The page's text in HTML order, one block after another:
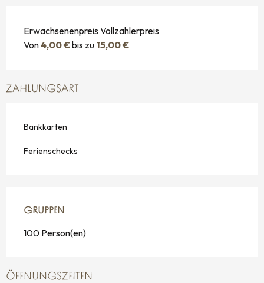
Erwachsenenpreis Vollzahlerpreis
Von4,00 €bis zu 15,00 €
ZAHLUNGSART
Bankkarten
Ferienschecks
GRUPPEN
GRUPPEN
100 Person(en)
ÖFFNUNGSZEITEN